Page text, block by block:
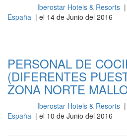
Iberostar Hotels & Resorts |
España | el 14 de Junio del 2016
PERSONAL DE
(DIFERENTES
ZONA NORTE
Iberostar Hotels & Resorts |
España | el 10 de Junio del 2016